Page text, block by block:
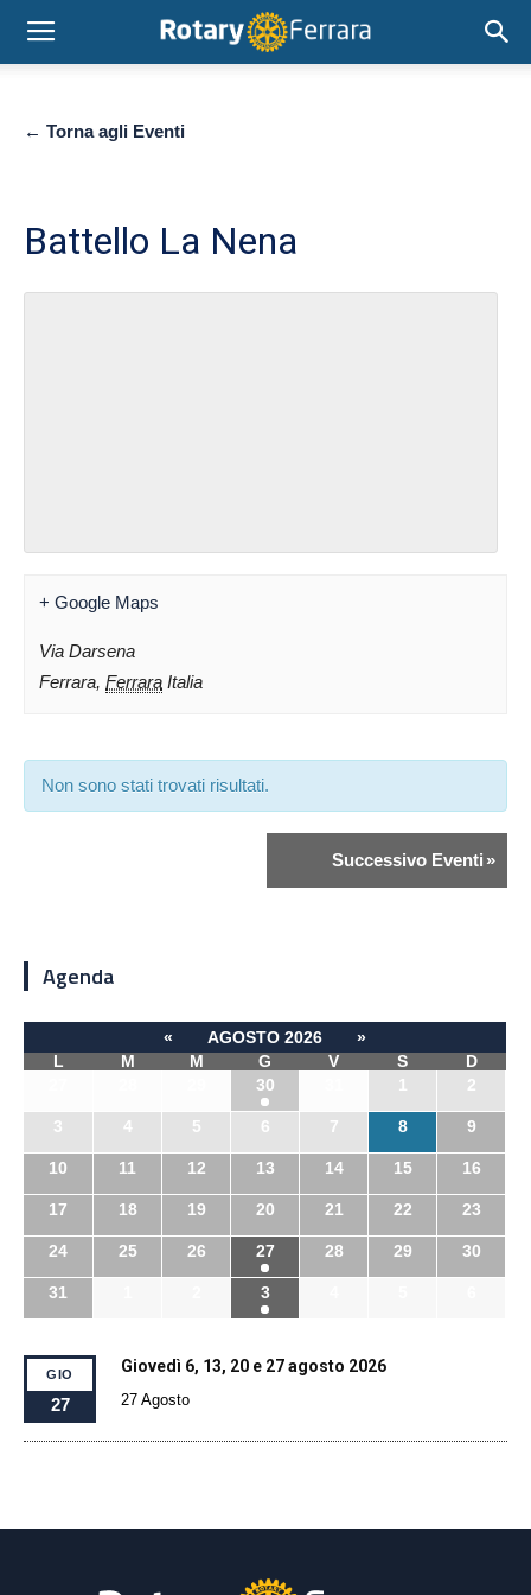
← Torna agli Eventi
Battello La Nena
+ Google Maps
Via Darsena
Ferrara, Ferrara Italia
Non sono stati trovati risultati.
Successivo Eventi »
Agenda
« AGOSTO 2026
»
L
M M G V S
D
30 1 2
3 4 5 6 7 8 9
10 11 12 13 14 15 16
17 18 19 20 21 22 23
24 25 26 27 28 29 30
31 3
GIO
27
Giovedì 6, 13, 20 e 27 agosto 2026
27 Agosto